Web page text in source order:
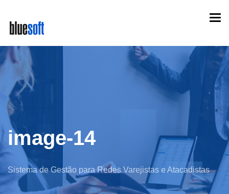
main
content
image-14
Sistema de Gestão para Redes Varejistas e Atacadistas